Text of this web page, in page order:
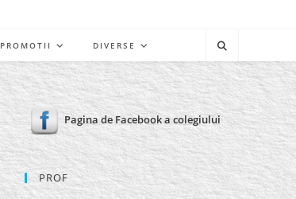
PROMOTII DIVERSE
Pagina de Facebook a colegiului
PROF